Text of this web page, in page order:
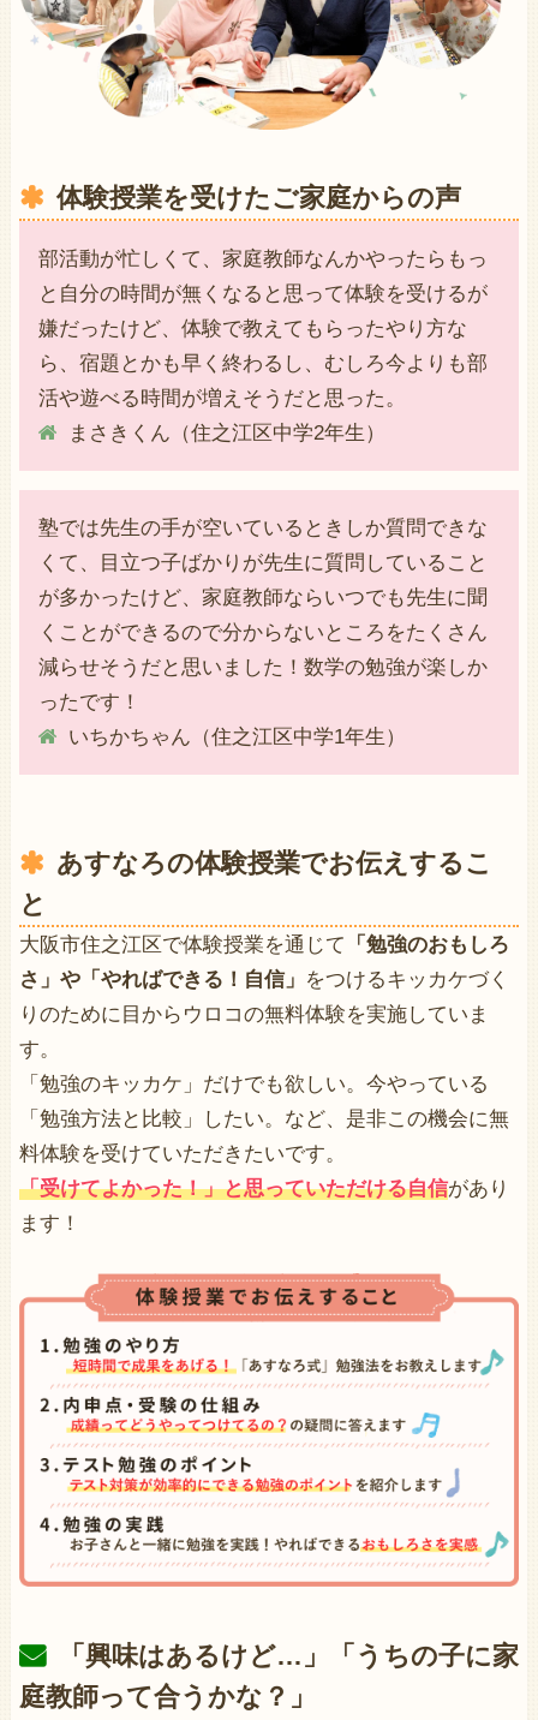
体験授業を受けたご家庭からの声
部活動が忙しくて、家庭教師なんかやったらもっ
と自分の時間が無くなると思って体験を受けるが
嫌だったけど、体験で教えてもらったやり方な
ら、宿題とかも早く終わるし、むしろ今よりも部
活や遊べる時間が増えそうだと思った。
まさきくん（住之江区中学2年生）
塾では先生の手が空いているときしか質問できな
くて、目立つ子ばかりが先生に質問していること
が多かったけど、家庭教師ならいつでも先生に聞
くことができるので分からないところをたくさん
減らせそうだと思いました！数学の勉強が楽しか
ったです！
いちかちゃん（住之江区中学1年生）
あすなろの体験授業でお伝えするこ
と
大阪市住之江区で体験授業を通じて 「勉強のおもしろ
さ」や「やればできる！自信」 をつけるキッカケづく
りのために目からウロコの無料体験を実施していま
す。
「勉強のキッカケ」だけでも欲しい。今やっている
「勉強方法と比較」したい。など、是非この機会に無
料体験を受けていただきたいです。
「受けてよかった！」と思っていただける自信があり
ます！
「興味はあるけど…」「うちの子に家
庭教師って合うかな？」